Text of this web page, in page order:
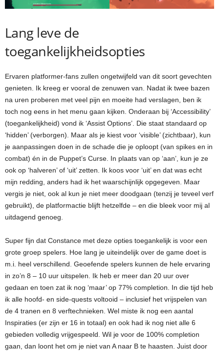
Lang leve de
toegankelijkheidsopties
Ervaren platformer-fans zullen ongetwijfeld van dit soort gevechten
genieten. Ik kreeg er vooral de zenuwen van. Nadat ik twee bazen
na uren proberen met veel pijn en moeite had verslagen, ben ik
toch nog eens in het menu gaan kijken. Onderaan bij ‘Accessibility’
(toegankelijkheid) vond ik ‘Assist Options’. Die staat standaard op
‘hidden’ (verborgen). Maar als je kiest voor ‘visible’ (zichtbaar), kun
je aanpassingen doen in de schade die je oploopt (van spikes en in
combat) én in de Puppet’s Curse. In plaats van op ‘aan’, kun je ze
ook op ‘halveren’ of ‘uit’ zetten. Ik koos voor ‘uit’ en dat was echt
mijn redding, anders had ik het waarschijnlijk opgegeven. Maar
vergis je niet, ook al kun je niet meer doodgaan (tenzij je teveel verf
gebruikt), de platformactie blijft hetzelfde – en die bleek voor mij al
uitdagend genoeg.
Super fijn dat Constance met deze opties toegankelijk is voor een
grote groep spelers. Hoe lang je uiteindelijk over de game doet is
m.i. heel verschillend. Geoefende spelers kunnen de hele ervaring
in zo’n 8 – 10 uur uitspelen. Ik heb er meer dan 20 uur over
gedaan en toen zat ik nog ‘maar’ op 77% completion. In die tijd heb
ik alle hoofd- en side-quests voltooid – inclusief het vrijspelen van
de 4 tranen en 8 verftechnieken. Wel miste ik nog een aantal
Inspiraties (er zijn er 16 in totaal) en ook had ik nog niet alle 6
gebieden volledig vrijgespeeld. Wil je voor de 100% completion
gaan, dan loont het om je niet van A naar B te haasten. Juist door